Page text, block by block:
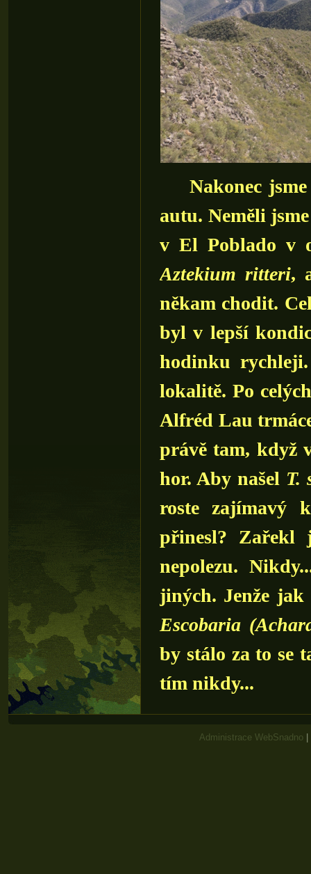
Nakonec jsme
autu. Neměli
v El Poblado v
Aztekium ritteri,
někam chodit.
byl v lepší
hodinku
lokalitě. Po
Alfréd Lau
právě tam, když
hor. Aby našel T.
roste zajímavý
přinesl? Zařekl
nepolezu.
jiných. Jenže jak
Escobaria
by stálo za to se
tím nikdy...
Administrace WebSnadno|